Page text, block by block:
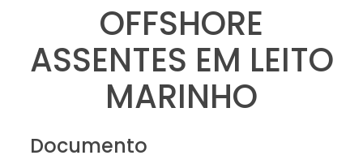
OFFSHORE
ASSENTES EM LEITO
MARINHO
Documento